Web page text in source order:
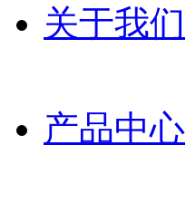
关于我们
产品中心